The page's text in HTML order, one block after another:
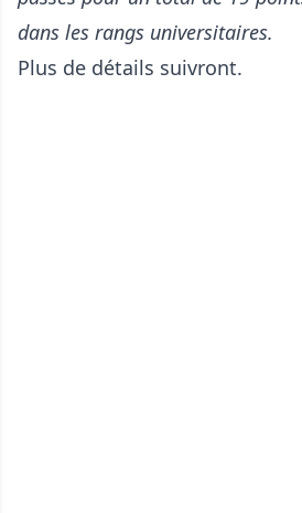
dans les rangs universitaires.
Plus de détails suivront.